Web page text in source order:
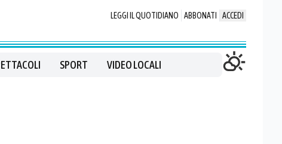
LEGGI IL QUOTIDIANO ABBONATI ACCEDI
SPORT VIDEO LOCALI